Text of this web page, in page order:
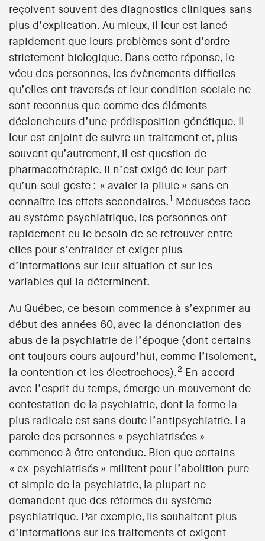
reçoivent souvent des diagnostics cliniques sans
plus d’explication. Au mieux, il leur est lancé
rapidement que leurs problèmes sont d’ordre
strictement biologique. Dans cette réponse, le
vécu des personnes, les évènements difficiles
qu’elles ont traversés et leur condition sociale ne
sont reconnus que comme des éléments
déclencheurs d’une prédisposition génétique. Il
leur est enjoint de suivre un traitement et, plus
souvent qu’autrement, il est question de
pharmacothérapie. Il n’est exigé de leur part
qu’un seul geste : « avaler la pilule » sans en
connaître les effets secondaires.1 Médusées face
au système psychiatrique, les personnes ont
rapidement eu le besoin de se retrouver entre
elles pour s’entraider et exiger plus
d’informations sur leur situation et sur les
variables qui la déterminent.
Au Québec, ce besoin commence à s’exprimer au
début des années 60, avec la dénonciation des
abus de la psychiatrie de l’époque (dont certains
ont toujours cours aujourd’hui, comme l’isolement,
la contention et les électrochocs).2 En accord
avec l’esprit du temps, émerge un mouvement de
contestation de la psychiatrie, dont la forme la
plus radicale est sans doute l’antipsychiatrie. La
parole des personnes « psychiatrisées »
commence à être entendue. Bien que certains
« ex-psychiatrisés » militent pour l’abolition pure
et simple de la psychiatrie, la plupart ne
demandent que des réformes du système
psychiatrique. Par exemple, ils souhaitent plus
d’informations sur les traitements et exigent